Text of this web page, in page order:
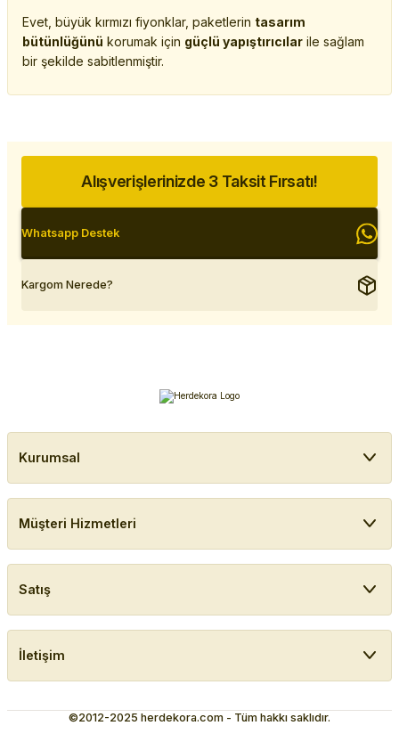
Evet, büyük kırmızı fiyonklar, paketlerin tasarım
bütünlüğünü korumak için güçlü yapıştırıcılar ile sağlam
bir şekilde sabitlenmiştir.
Alışverişlerinizde 3 Taksit Fırsatı!
Whatsapp Destek
Kargom Nerede?
Kurumsal
Müşteri Hizmetleri
Satış
İletişim
©2012-2025 herdekora.com - Tüm hakkı saklıdır.